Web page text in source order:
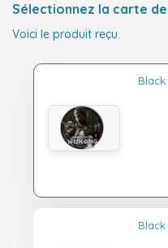
Sélectionnez la carte de
Voici le produit reçu.